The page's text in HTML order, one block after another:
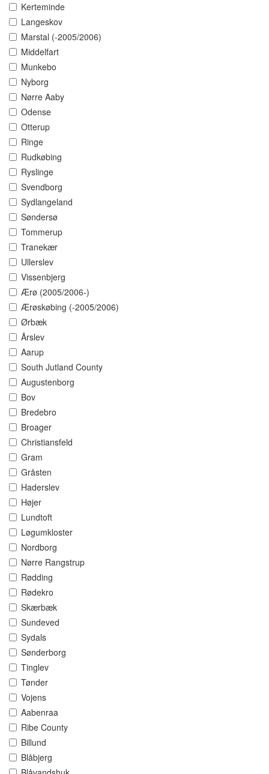
Kerteminde
Langeskov
Marstal (-2005/2006)
Middelfart
Munkebo
Nyborg
Nørre Aaby
Odense
Otterup
Ringe
Rudkøbing
Ryslinge
Svendborg
Sydlangeland
Søndersø
Tommerup
Tranekær
Ullerslev
Vissenbjerg
Ærø (2005/2006-)
Ærøskøbing (-2005/2006)
Ørbæk
Årslev
Aarup
South Jutland County
Augustenborg
Bov
Bredebro
Broager
Christiansfeld
Gram
Gråsten
Haderslev
Højer
Lundtoft
Løgumkloster
Nordborg
Nørre Rangstrup
Rødding
Rødekro
Skærbæk
Sundeved
Sydals
Sønderborg
Tinglev
Tønder
Vojens
Aabenraa
Ribe County
Billund
Blåbjerg